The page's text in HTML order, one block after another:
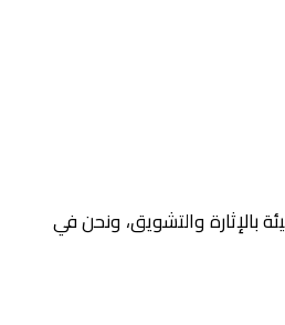
بالإثارة والتشويق، ونحن في